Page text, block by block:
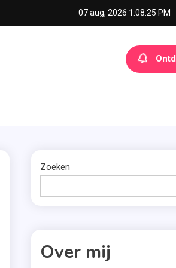
07 aug, 2026 1:08:26 PM
Zoeken
Over mij